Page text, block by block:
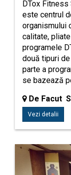
DTox
este centrul
organismului
calitate,
programele
două tipuri
parte a
se bazează
De Facut
Vezi detalii